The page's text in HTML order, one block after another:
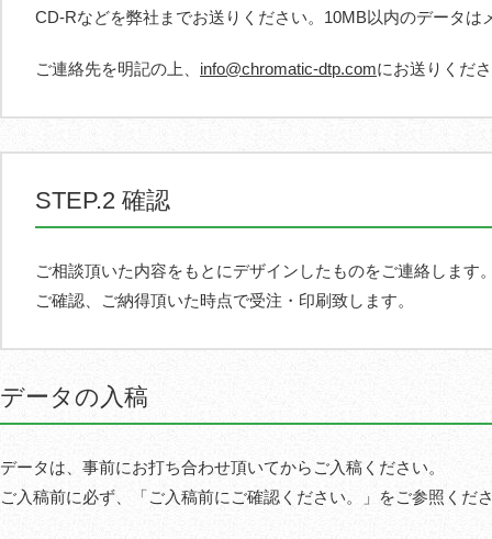
CD-Rなどを弊社までお送りください。10MB以内のデータは
ご連絡先を明記の上、 info@chromatic-dtp.comにお送りくだ
STEP.2 確認
ご相談頂いた内容をもとにデザインしたものをご連絡します
ご確認、ご納得頂いた時点で受注・印刷致します。
データの入稿
データは、事前にお打ち合わせ頂いてからご入稿ください。
ご入稿前に必ず、「ご入稿前にご確認ください。」をご参照くだ